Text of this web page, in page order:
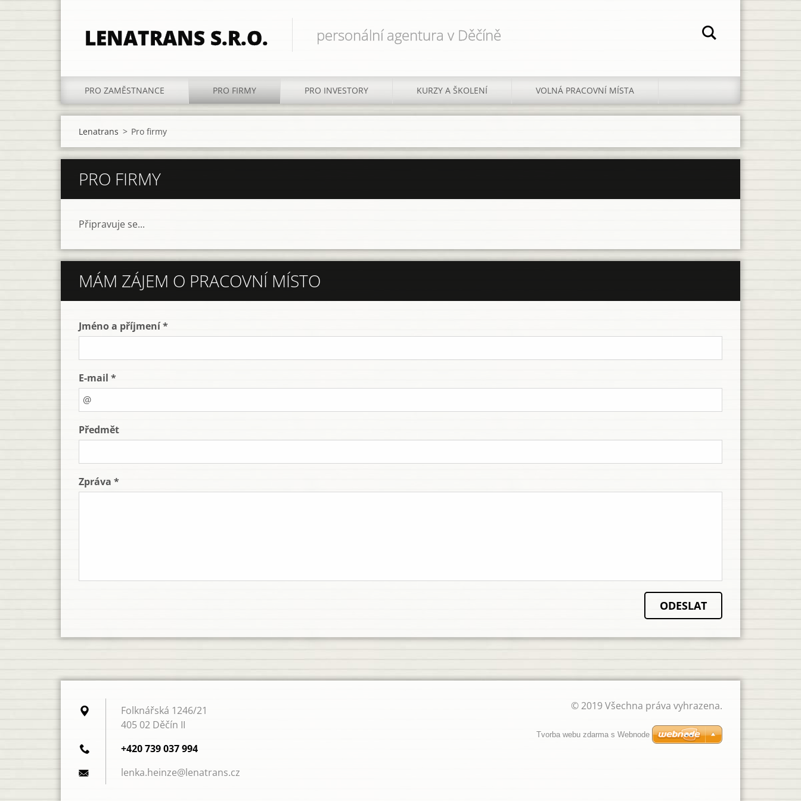
LENATRANS S.R.O. personální agentura v Děčíně
PRO ZAMĚSTNANCE PRO FIRMY PRO INVESTORY KURZY A ŠKOLENÍ VOLNÁ PRACOVNÍ MÍSTA
Lenatrans > Pro firmy
PRO FIRMY
Připravuje se...
MÁM ZÁJEM O PRACOVNÍ MÍSTO
Jméno a příjmení *
E-mail *
Předmět
Zpráva *
Folknářská 1246/21
405 02 Děčín II
+420 739 037 994
lenka.heinze@lenatrans.cz
© 2019 Všechna práva vyhrazena.
Tvorba webu zdarma s Webnode